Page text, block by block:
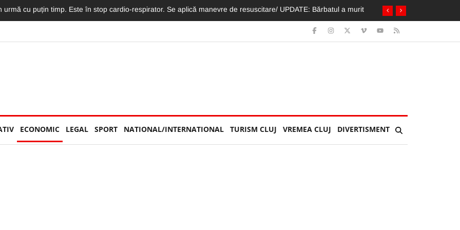
la Cluj: A fost surprinsă singură la Lidl. Și-a cumpărat o înghețată și o apă. Ca tot omul, vorba aia :)
ECONOMIC LEGAL SPORT NATIONAL/INTERNATIONAL TURISM CLUJ VREMEA CLUJ DIVERTISMENT